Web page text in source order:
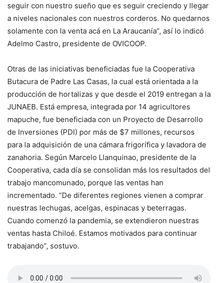
seguir con nuestro sueño que es seguir creciendo y llegar
a niveles nacionales con nuestros corderos. No quedarnos
solamente con la venta acá en La Araucanía”, así lo indicó
Adelmo Castro, presidente de OVICOOP.
Otras de las iniciativas beneficiadas fue la Cooperativa
Butacura de Padre Las Casas, la cual está orientada a la
producción de hortalizas y que desde el 2019 entregan a la
JUNAEB. Está empresa, integrada por 14 agricultores
mapuche, fue beneficiada con un Proyecto de Desarrollo
de Inversiones (PDI) por más de $7 millones, recursos
para la adquisición de una cámara frigorífica y lavadora de
zanahoria. Según Marcelo Llanquinao, presidente de la
Cooperativa, cada día se consolidan más los resultados del
trabajo mancomunado, porque las ventas han
incrementado. “De diferentes regiones vienen a comprar
nuestras lechugas, acelgas, espinacas y beterragas.
Cuando comenzó la pandemia, se extendieron nuestras
ventas hasta Chiloé. Estamos motivados para continuar
trabajando”, sostuvo.